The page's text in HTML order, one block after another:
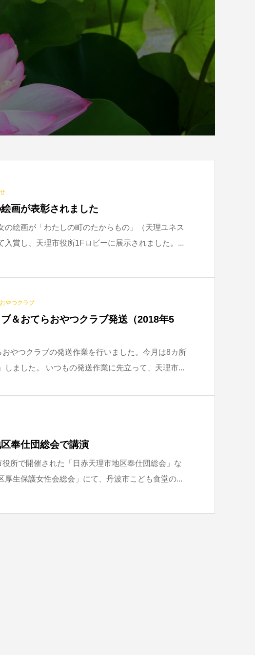
画が表彰されました
の絵画が「わたしの町のたからもの」（天理ユネス
入賞し、天理市役所1Fロビーに展示されました。...
やつクラブ
＆おてらおやつクラブ発送（2018年5
おやつクラブの発送作業を行いました。今月は8カ所
しました。 いつもの発送作業に先立って、天理市...
奉仕団総会で講演
所で開催された「日赤天理市地区奉仕団総会」な
厚生保護女性会総会」にて、丹波市こども食堂の...